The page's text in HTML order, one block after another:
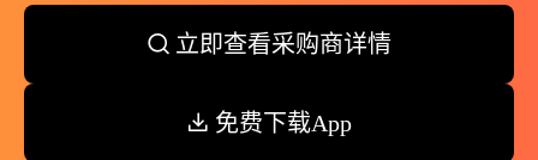
立即查看采购商详情
免费下载App